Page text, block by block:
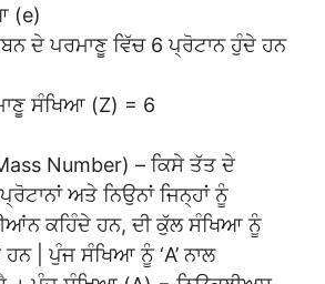
(e)
ਦੇ ਪਰਮਾਣੂ ਵਿੱਚ 6 ਪ੍ਰੋਟਾਨ ਹੁੰਦੇ ਹਨ
ਸੰਖਿਆ (Z) = 6
Number) – ਕਿਸੇ ਤੱਤ ਦੇ
ਅਤੇ ਨਿਉਨਾਂ ਜਿਨ੍ਹਾਂ ਨੂੰ
ਕਹਿੰਦੇ ਹਨ, ਦੀ ਕੁੱਲ ਸੰਖਿਆ ਨੂੰ
| ਪੁੰਜ ਸੰਖਿਆ ਨੂੰ ‘A’ ਨਾਲ